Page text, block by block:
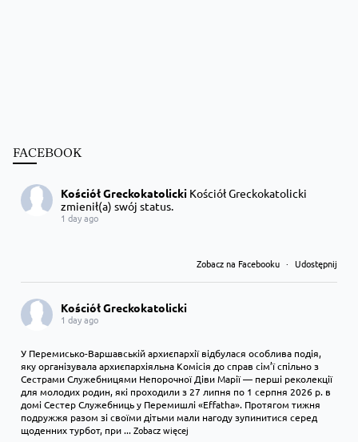
FACEBOOK
Kościół Greckokatolicki Kościół Greckokatolicki
zmienił(a) swój status.
1 day ago
Zobacz na Facebooku · Udostępnij
Kościół Greckokatolicki
1 day ago
У Перемисько-Варшавській архиєпархії відбулася особлива подія,
яку організувала архиєпархіяльна Комісія до справ сім’ї спільно з
Сестрами Служебницями Непорочної Діви Марії — перші реколекції
для молодих родин, які проходили з 27 липня по 1 серпня 2026 р. в
домі Сестер Служебниць у Перемишлі «Effatha». Протягом тижня
подружжя разом зі своїми дітьми мали нагоду зупинитися серед
щоденних турбот, при...Zobacz więcej